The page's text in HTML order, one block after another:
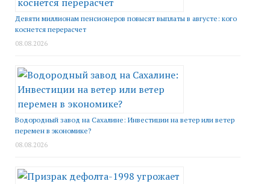
Девяти миллионам пенсионеров повысят выплаты в августе: кого
коснется перерасчет
08.08.2026
Водородный завод на Сахалине: Инвестиции на ветер или ветер
перемен в экономике?
08.08.2026